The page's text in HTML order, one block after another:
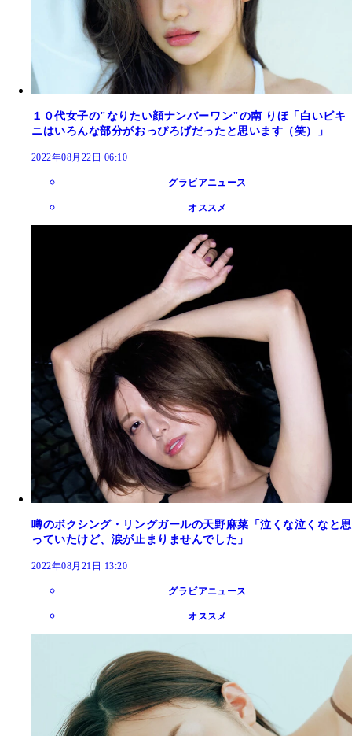
１０代女子の"なりたい顔ナンバーワン"の南 りほ「白いビキ
ニはいろんな部分がおっぴろげだったと思います（笑）」
2022年08月22日 06:10
グラビアニュース
オススメ
噂のボクシング・リングガールの天野麻菜「泣くな泣くなと思
っていたけど、涙が止まりませんでした」
2022年08月21日 13:20
グラビアニュース
オススメ